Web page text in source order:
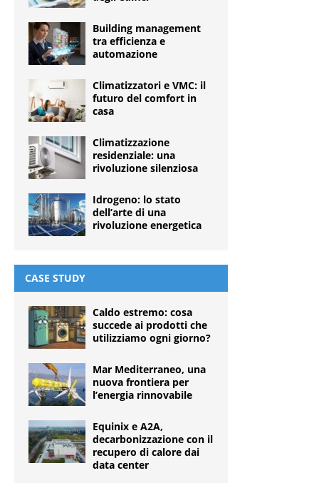
Building management
tra efficienza e
automazione
Climatizzatori e VMC: il
futuro del comfort in
casa
Climatizzazione
residenziale: una
rivoluzione silenziosa
Idrogeno: lo stato
dell’arte di una
rivoluzione energetica
CASE STUDY
Caldo estremo: cosa
succede ai prodotti che
utilizziamo ogni giorno?
Mar Mediterraneo, una
nuova frontiera per
l’energia rinnovabile
Equinix e A2A,
decarbonizzazione con il
recupero di calore dai
data center